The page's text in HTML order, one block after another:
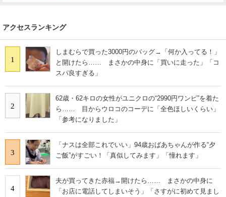
アクセスランキング
1
しまむらで買った3000円のバッグ→「何か入ってる！」
と開けたら…… まさかの中身に「買いに走った」「コ
スパ良すぎる」
2
62歳・62キロの女性がユニクロの“2990円ワンピ”を着た
ら…… 目からウロコのコーデに「全色ほしいくらい」
「参考になりました」
3
「ナスは全部これでいい」94歳おばあちゃんが作る“夕
ご飯”がすごい！「真似してみます」「憧れます」
4
夫が買ってきた赤福→開けたら…… まさかの中身に
「お店に電話してしまいそう」「さすがに初めて見まし